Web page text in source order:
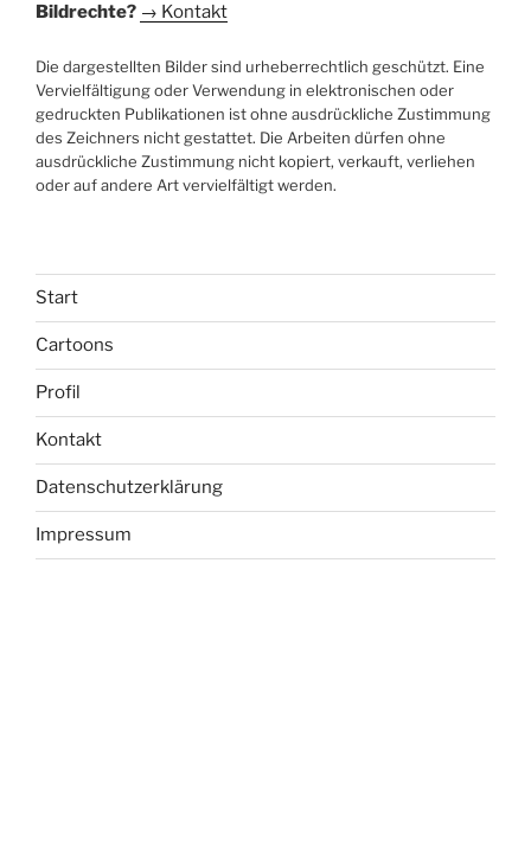
Bildrechte? → Kontakt
Die dargestellten Bilder sind urheberrechtlich geschützt. Eine
Vervielfältigung oder Verwendung in elektronischen oder
gedruckten Publikationen ist ohne ausdrückliche Zustimmung
des Zeichners nicht gestattet. Die Arbeiten dürfen ohne
ausdrückliche Zustimmung nicht kopiert, verkauft, verliehen
oder auf andere Art vervielfältigt werden.
Start
Cartoons
Profil
Kontakt
Datenschutzerklärung
Impressum